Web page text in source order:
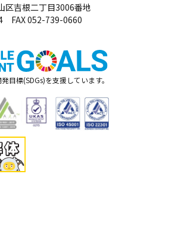
区吉根二丁目3006番地
FAX 052-739-0660
目標(SDGs)を支援しています。